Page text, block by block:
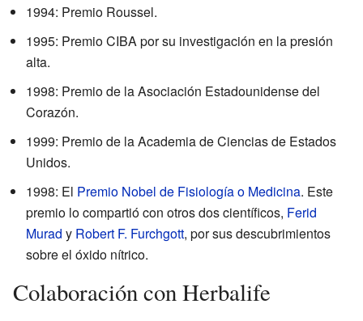
1994: Premio Roussel.
1995: Premio CIBA por su investigación en la presión
alta.
1998: Premio de la Asociación Estadounidense del
Corazón.
1999: Premio de la Academia de Ciencias de Estados
Unidos.
1998: El Premio Nobel de Fisiología o Medicina. Este
premio lo compartió con otros dos científicos, Ferid
Murad y Robert F. Furchgott, por sus descubrimientos
sobre el óxido nítrico.
Colaboración con Herbalife